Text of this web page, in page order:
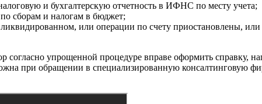
и бухгалтерскую отчетность в ИФНС по месту учета;
сборам и налогам в бюджет;
ликвидированном, или операции по счету приостановлены,
упрощенной процедуре вправе оформить справку,
при обращении в специализированную консалтинговую